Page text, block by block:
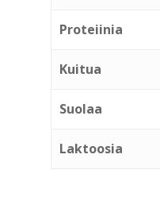
Proteiinia
Kuitua
Suolaa
Laktoosia